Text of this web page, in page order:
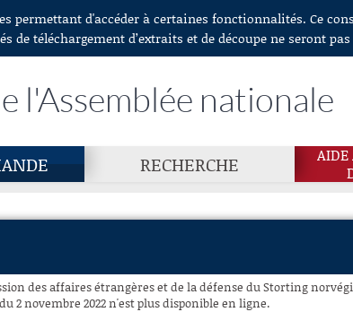
permettant d'accéder à certaines fonctionnalités. Ce
de téléchargement d’extraits et de découpe ne seront
l'Assemblée nationale
RECHERCHE
AIDE
des affaires étrangères et de la défense du Storting
2 novembre 2022 n'est plus disponible en ligne.